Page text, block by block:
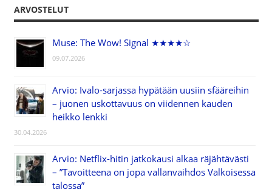
ARVOSTELUT
Muse: The Wow! Signal ★★★★☆
09.07.2026
Arvio: Ivalo-sarjassa hypätään uusiin sfääreihin
– juonen uskottavuus on viidennen kauden
heikko lenkki
30.04.2026
Arvio: Netflix-hitin jatkokausi alkaa räjähtävästi
– ”Tavoitteena on jopa vallanvaihdos Valkoisessa
talossa”